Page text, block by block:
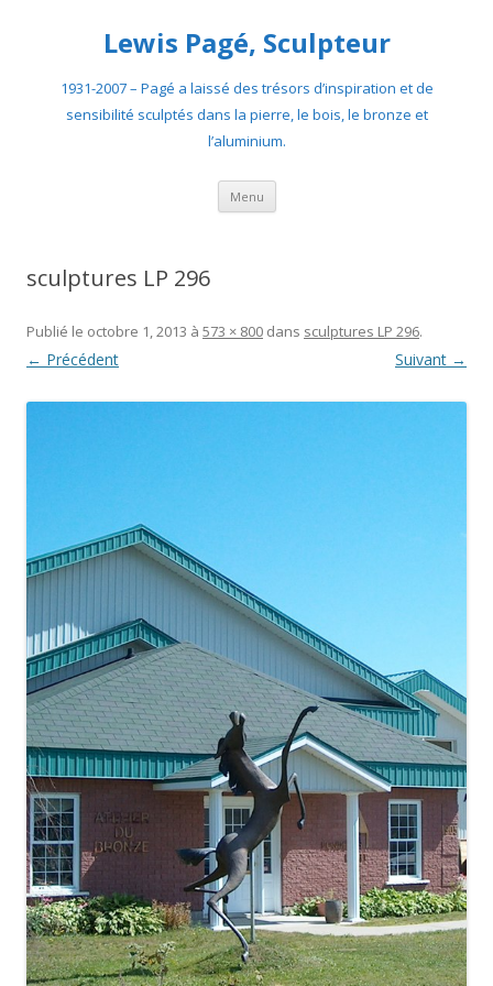
Lewis Pagé, Sculpteur
1931-2007 – Pagé a laissé des trésors d’inspiration et de
sensibilité sculptés dans la pierre, le bois, le bronze et
l’aluminium.
Menu Aller
contenu
sculptures LP 296
Publié le octobre 1, 2013 à 573 × 800 dans sculptures LP 296.
← Précédent Suivant →